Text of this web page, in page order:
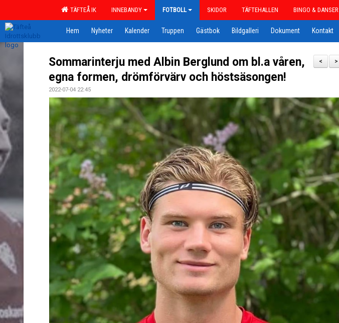
TÄFTEÅ IK INNEBANDY FOTBOLL SKIDOR TÄFTEHALLEN BINGO & DANSER
Hem Nyheter Kalender Truppen Gästbok Bildgalleri Dokument Kontakt
>
<
Sommarinterju med Albin Berglund om bl.a våren,
egna formen, drömförvärv och höstsäsongen!
2022-07-04 22:45